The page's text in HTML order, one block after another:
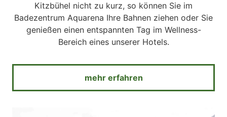
Kitzbühel nicht zu kurz, so können Sie im
Badezentrum Aquarena Ihre Bahnen ziehen oder Sie
genießen einen entspannten Tag im Wellness-
Bereich eines unserer Hotels.
mehr erfahren